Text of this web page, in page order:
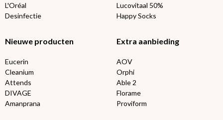
L'Oréal
Desinfectie
Lucovitaal 50%
Happy Socks
Nieuwe producten
Eucerin
Cleanium
Attends
DIVAGE
Amanprana
Extra aanbieding
AOV
Orphi
Able 2
Florame
Proviform